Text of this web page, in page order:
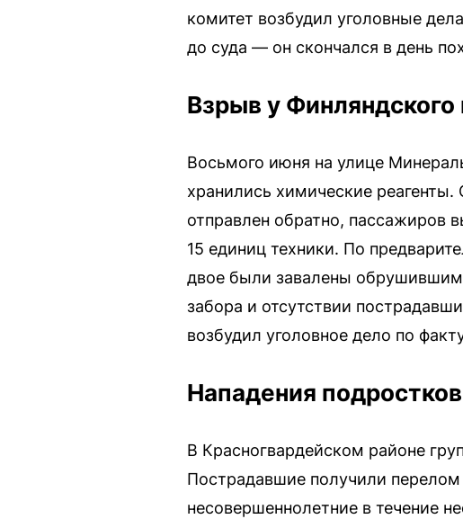
комитет возбудил уголовные
до суда — он скончался в день
Взрыв у Финляндского
Восьмого июня на улице
хранились химические
отправлен обратно, пассажиров
15 единиц техники. По
двое были завалены
забора и отсутствии
возбудил уголовное дело по
Нападения подростков
В Красногвардейском районе
Пострадавшие получили
несовершеннолетние в течение